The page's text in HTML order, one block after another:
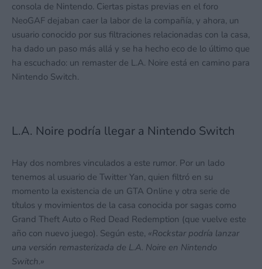
consola de Nintendo. Ciertas pistas previas en el foro
NeoGAF dejaban caer la labor de la compañía, y ahora, un
usuario conocido por sus filtraciones relacionadas con la casa,
ha dado un paso más allá y se ha hecho eco de lo último que
ha escuchado: un remaster de L.A. Noire está en camino para
Nintendo Switch.
L.A. Noire podría llegar a Nintendo Switch
Hay dos nombres vinculados a este rumor. Por un lado
tenemos al usuario de Twitter Yan, quien filtró en su
momento la existencia de un GTA Online y otra serie de
títulos y movimientos de la casa conocida por sagas como
Grand Theft Auto o Red Dead Redemption (que vuelve este
año con nuevo juego). Según este, «Rockstar podría lanzar
una versión remasterizada de L.A. Noire en Nintendo
Switch.»